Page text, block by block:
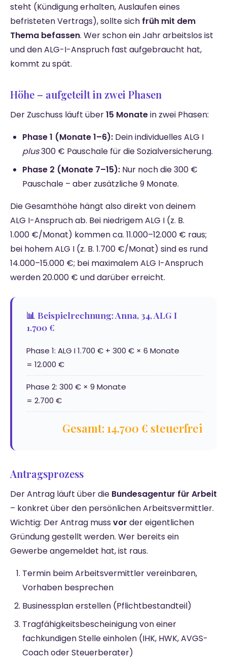
steht (Kündigung erhalten, Auslaufen eines
befristeten Vertrags), sollte sich früh mit dem
Thema befassen. Wer schon ein Jahr arbeitslos ist
und den ALG-I-Anspruch fast aufgebraucht hat,
kommt zu spät.
Höhe – aufgeteilt in zwei Phasen
Der Zuschuss läuft über15 Monatein zwei Phasen:
Phase 1 (Monate 1–6): Dein individuelles ALG I
plus300 € Pauschale für die Sozialversicherung.
Phase 2 (Monate 7–15): Nur noch die 300 €
Pauschale – aber zusätzliche 9 Monate.
Die Gesamthöhe hängt also direkt von deinem
ALG I-Anspruch ab. Bei niedrigem ALG I (z. B.
1.000 €/Monat) kommen ca. 11.000–12.000 € raus;
bei hohem ALG I (z. B. 1.700 €/Monat) sind es rund
14.000–15.000 €; bei maximalem ALG I-Anspruch
werden 20.000 € und darüber erreicht.
📊 Beispielrechnung: Anna, 34, ALG I
1.700 €
Phase 1: ALG I 1.700 € + 300 € × 6 Monate
= 12.000 €
Phase 2: 300 € × 9 Monate
= 2.700 €
Gesamt: 14.700 € steuerfrei
Antragsprozess
Der Antrag läuft über die Bundesagentur für Arbeit
– konkret über den persönlichen Arbeitsvermittler.
Wichtig: Der Antrag muss vor der eigentlichen
Gründung gestellt werden. Wer bereits ein
Gewerbe angemeldet hat, ist raus.
Termin beim Arbeitsvermittler vereinbaren,
Vorhaben besprechen
Businessplan erstellen (Pflichtbestandteil)
Tragfähigkeitsbescheinigung von einer
fachkundigen Stelle einholen (IHK, HWK, AVGS-
Coach oder Steuerberater)